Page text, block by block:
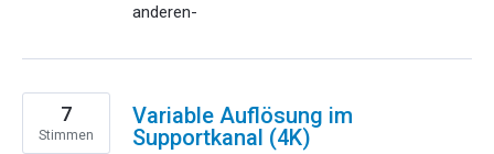
anderen-
Variable Auflösung im
Supportkanal (4K)
7
Stimmen